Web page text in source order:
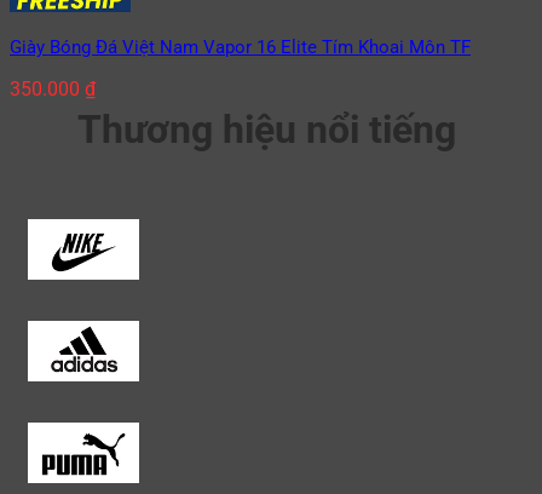
Giày Bóng Đá Việt Nam Vapor 16 Elite Tím Khoai Môn TF
350.000 ₫
Thương hiệu nổi tiếng